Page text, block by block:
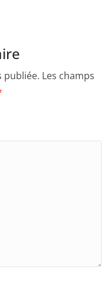
publiée. Les champs